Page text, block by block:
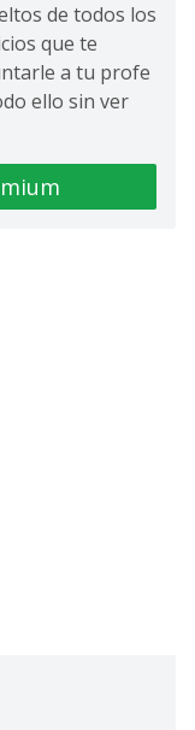
de todos los
que te
a tu profe
ello sin ver